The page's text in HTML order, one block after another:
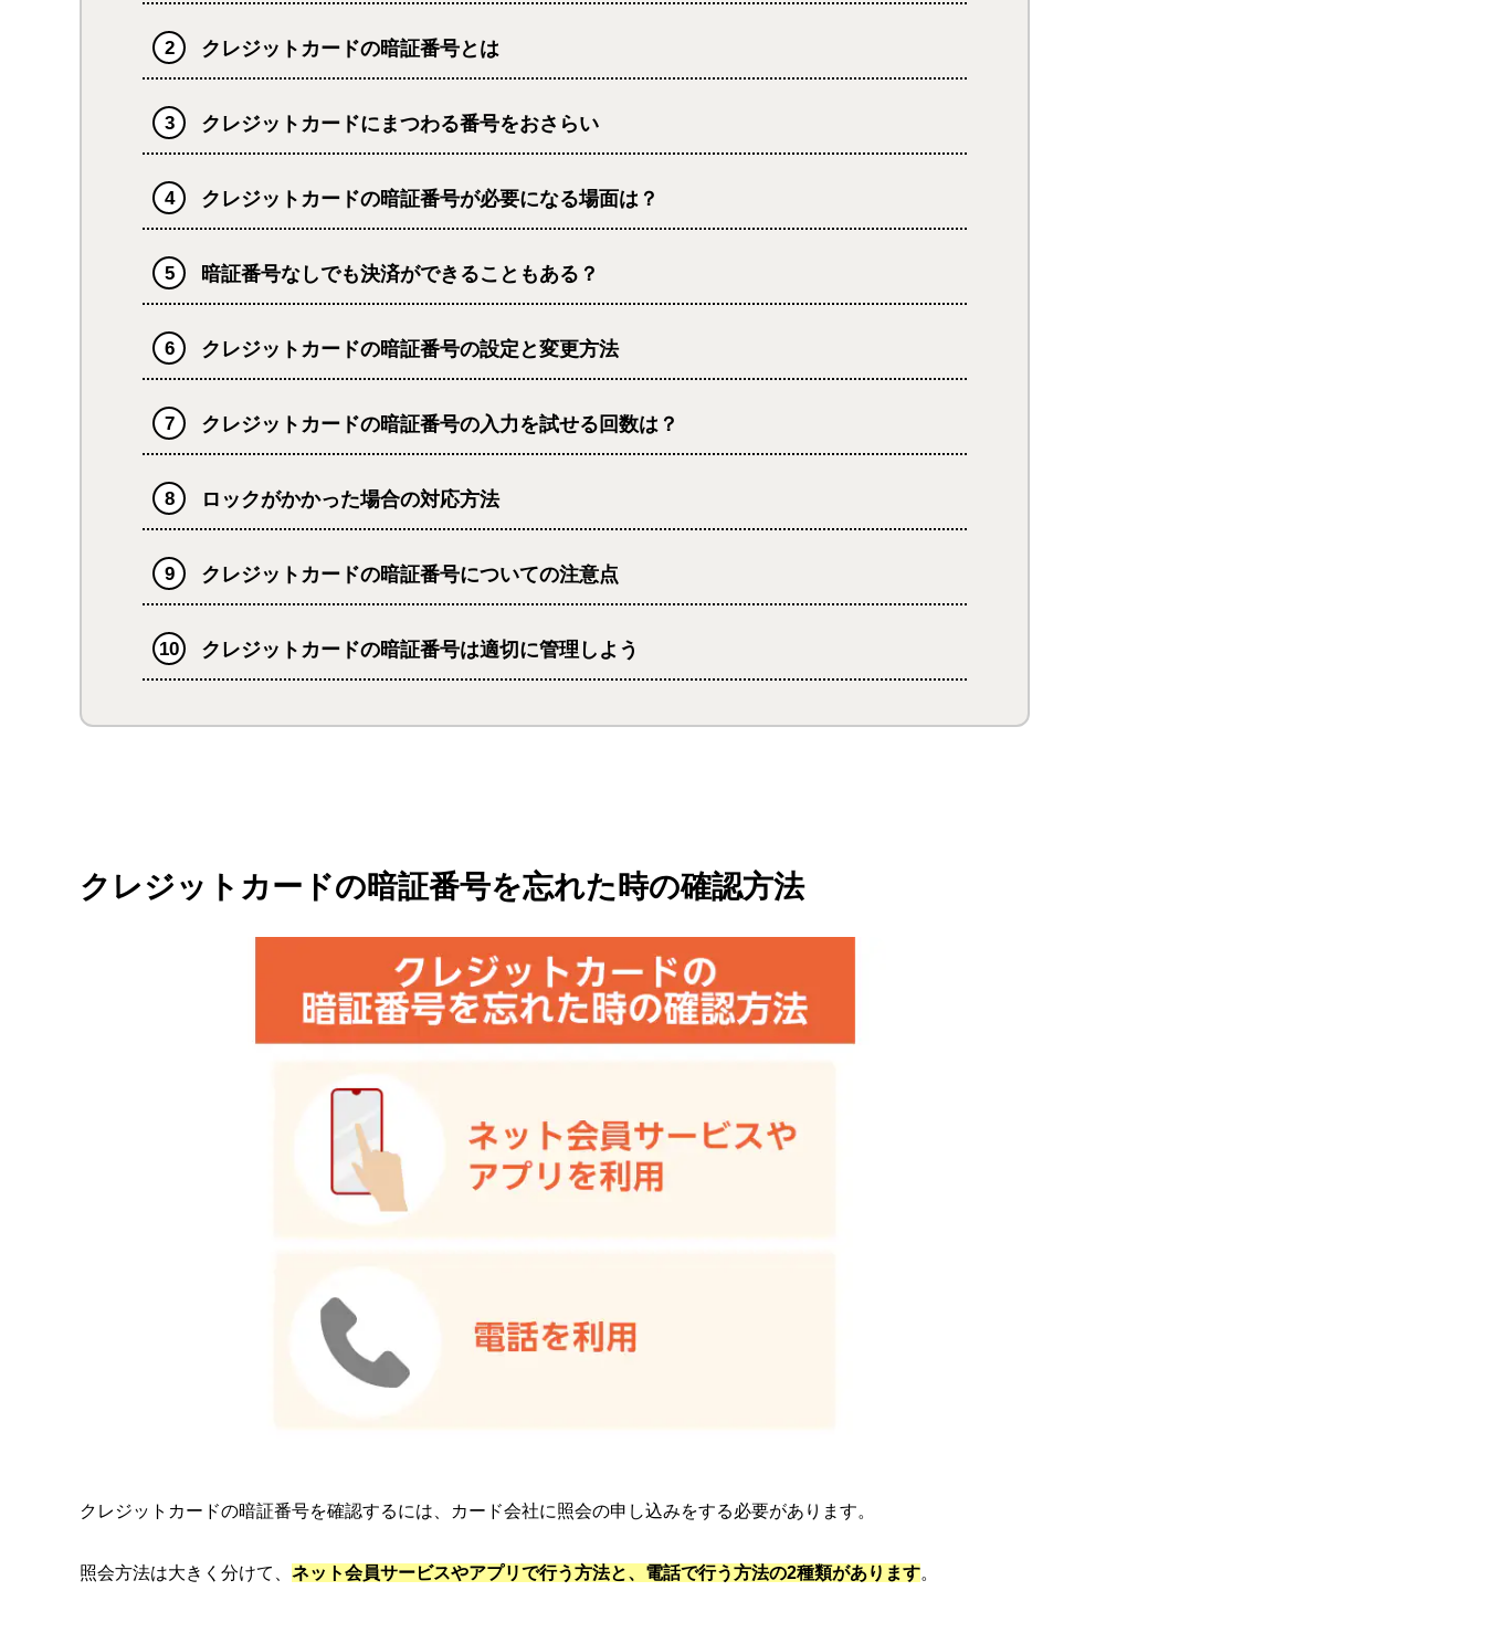
クレジットカードの暗証番号とは
クレジットカードにまつわる番号をおさらい
クレジットカードの暗証番号が必要になる場面は？
暗証番号なしでも決済ができることもある？
クレジットカードの暗証番号の設定と変更方法
クレジットカードの暗証番号の入力を試せる回数は？
ロックがかかった場合の対応方法
クレジットカードの暗証番号についての注意点
クレジットカードの暗証番号は適切に管理しよう
クレジットカードの暗証番号を忘れた時の確認方法
クレジットカードの暗証番号を確認するには、カード会社に照会の申し込みをする必要があります。
照会方法は大きく分けて、 ネット会員サービスやアプリで行う方法と、電話で行う方法の2種類があります。